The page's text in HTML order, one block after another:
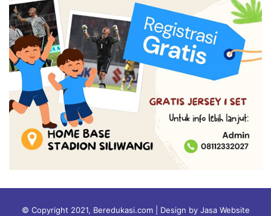
© Copyright 2021, Beredukasi.com | Design by Jasa Website